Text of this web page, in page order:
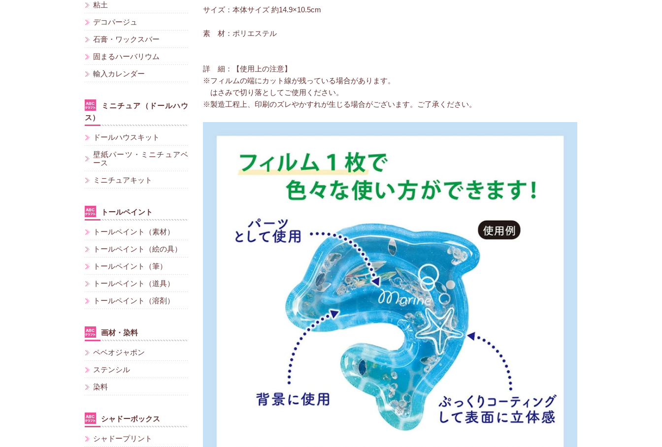
サイズ：本体サイズ 約14.9×10.5cm
素 材：ポリエステル
詳 細：【使用上の注意】
※フィルムの端にカット線が残っている場合があります。
はさみで切り落としてご使用ください。
※製造工程上、印刷のズレやかすれが生じる場合がございます。ご了承ください。
粘土
デコパージュ
石膏・ワックスバー
固まるハーバリウム
輸入カレンダー
ミニチュア（ドールハウ
ス）
ドールハウスキット
壁紙パーツ・ミニチュアベ
ース
ミニチュアキット
トールペイント
トールペイント（素材）
トールペイント（絵の具）
トールペイント（筆）
トールペイント（道具）
トールペイント（溶剤）
画材・染料
ペベオジャポン
ステンシル
染料
シャドーボックス
シャドープリント